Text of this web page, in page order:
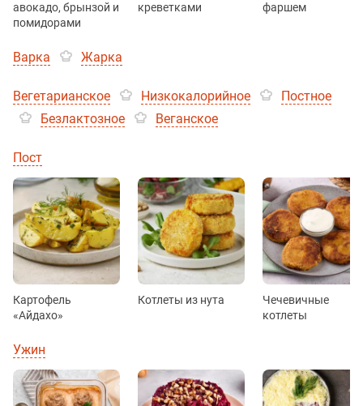
авокадо, брынзой и
помидорами
креветками
фаршем
Варка Жарка
Вегетарианское Низкокалорийное
Постное
Безлактозное
Веганское
Пост
Картофель
«Айдахо»
Котлеты из нута
Чечевичные
котлеты
Ужин